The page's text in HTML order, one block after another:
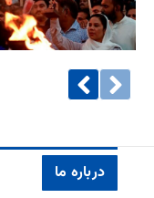
درباره ما